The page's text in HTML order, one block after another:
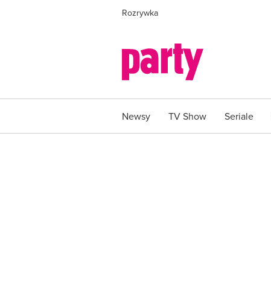
Rozrywka
Newsy TV Show Seriale